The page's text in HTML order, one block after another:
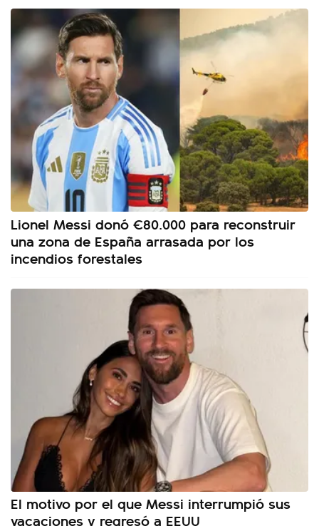
Lionel Messi donó €80.000 para reconstruir
una zona de España arrasada por los
incendios forestales
El motivo por el que Messi interrumpió sus
vacaciones y regresó a EEUU